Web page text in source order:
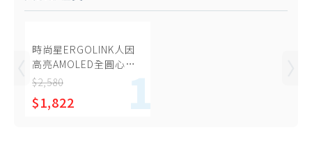
時尚星ERGOLINK人因
高亮AMOLED全圓心率
血氧通話手錶
$2,580
$1,822